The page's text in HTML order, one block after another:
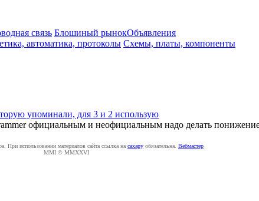
связь Блошиный рынокОбъявления
автоматика, протоколы Схемы, платы, компоненты
упоминали, для 3 и 2 использую
официальным и неофициальным надо делать
При использовании материалов сайта ссылка на caxapу обязательна. Вебмастер
MMI © MMXXVI